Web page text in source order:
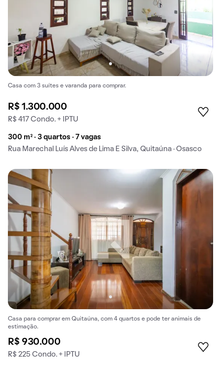
Casa com 3 suítes e varanda para comprar.
R$ 1.300.000
R$ 417 Condo. + IPTU
300 m² · 3 quartos · 7 vagas
Rua Marechal Luís Alves de Lima E Silva, Quitaúna · Osasco
Casa para comprar em Quitaúna, com 4 quartos e pode ter animais de
estimação.
R$ 930.000
R$ 225 Condo. + IPTU